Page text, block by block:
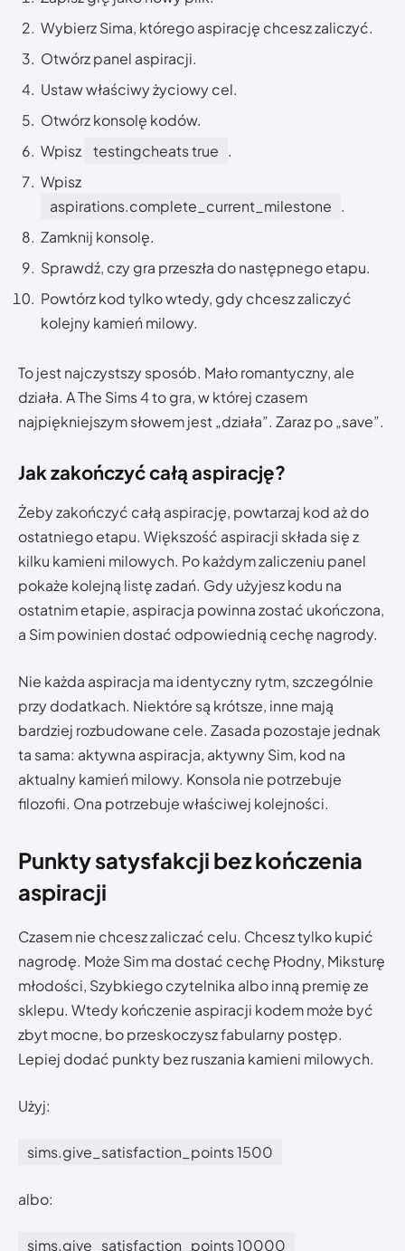
Wybierz Sima, którego aspirację chcesz zaliczyć.
Otwórz panel aspiracji.
Ustaw właściwy życiowy cel.
Otwórz konsolę kodów.
Wpisz
testingcheats true .
Wpisz
aspirations.complete_current_milestone .
Zamknij konsolę.
Sprawdź, czy gra przeszła do następnego etapu.
Powtórz kod tylko wtedy, gdy chcesz zaliczyć
kolejny kamień milowy.
To jest najczystszy sposób. Mało romantyczny, ale
działa. A The Sims 4 to gra, w której czasem
najpiękniejszym słowem jest „działa”. Zaraz po „save”.
Jak zakończyć całą aspirację?
Żeby zakończyć całą aspirację, powtarzaj kod aż do
ostatniego etapu. Większość aspiracji składa się z
kilku kamieni milowych. Po każdym zaliczeniu panel
pokaże kolejną listę zadań. Gdy użyjesz kodu na
ostatnim etapie, aspiracja powinna zostać ukończona,
a Sim powinien dostać odpowiednią cechę nagrody.
Nie każda aspiracja ma identyczny rytm, szczególnie
przy dodatkach. Niektóre są krótsze, inne mają
bardziej rozbudowane cele. Zasada pozostaje jednak
ta sama: aktywna aspiracja, aktywny Sim, kod na
aktualny kamień milowy. Konsola nie potrzebuje
filozofii. Ona potrzebuje właściwej kolejności.
Punkty satysfakcji bez kończenia
aspiracji
Czasem nie chcesz zaliczać celu. Chcesz tylko kupić
nagrodę. Może Sim ma dostać cechę Płodny, Miksturę
młodości, Szybkiego czytelnika albo inną premię ze
sklepu. Wtedy kończenie aspiracji kodem może być
zbyt mocne, bo przeskoczysz fabularny postęp.
Lepiej dodać punkty bez ruszania kamieni milowych.
Użyj:
sims.give_satisfaction_points 1500
albo:
sims.give_satisfaction_points 10000